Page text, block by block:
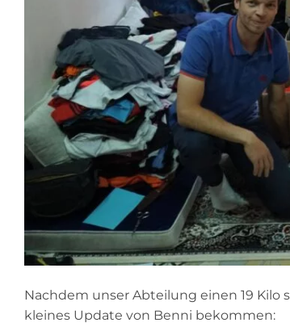
Nachdem unser Abteilung einen 19 Kilo
kleines Update von Benni bekommen: